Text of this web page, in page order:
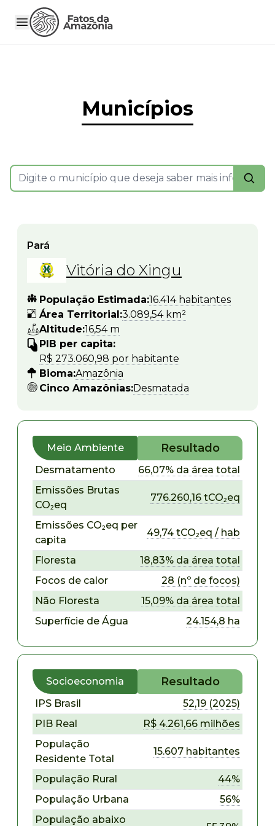
Municípios
Pará
Vitória do Xingu
População Estimada:16.414 habitantes
Área Territorial:3.089,54 km²
Altitude:16,54 m
PIB per capita:
R$ 273.060,98 por habitante
Bioma:Amazônia
Cinco Amazônias:Desmatada
Meio Ambiente Resultado
Desmatamento
66,07% da área total
Emissões Brutas
CO₂eq
776.260,16 tCO₂eq
Emissões CO₂eq per
capita
49,74 tCO₂eq / hab
Floresta
18,83% da área total
Focos de calor
28 (nº de focos)
Não Floresta
15,09% da área total
Superfície de Água
24.154,8 ha
Socioeconomia Resultado
IPS Brasil
52,19 (2025)
PIB Real
R$ 4.261,66 milhões
População
Residente Total
15.607 habitantes
População Rural
44%
População Urbana
56%
População abaixo